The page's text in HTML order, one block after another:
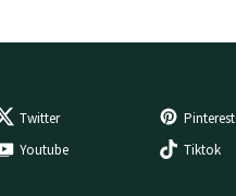
Twitter
Pinterest
Youtube Tiktok